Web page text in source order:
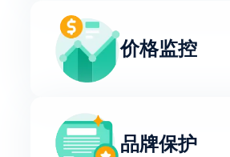
价格监控
品牌保护